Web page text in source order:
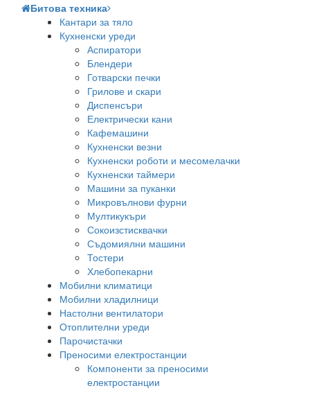
Битова техника
Кантари за тяло
Кухненски уреди
Аспиратори
Блендери
Готварски печки
Грилове и скари
Диспенсъри
Електрически кани
Кафемашини
Кухненски везни
Кухненски роботи и месомелачки
Кухненски таймери
Машини за пуканки
Микровълнови фурни
Мултикукъри
Сокоизстисквачки
Съдомиялни машини
Тостери
Хлебопекарни
Мобилни климатици
Мобилни хладилници
Настолни вентилатори
Отоплителни уреди
Парочистачки
Преносими електростанции
Компоненти за преносими
електростанции